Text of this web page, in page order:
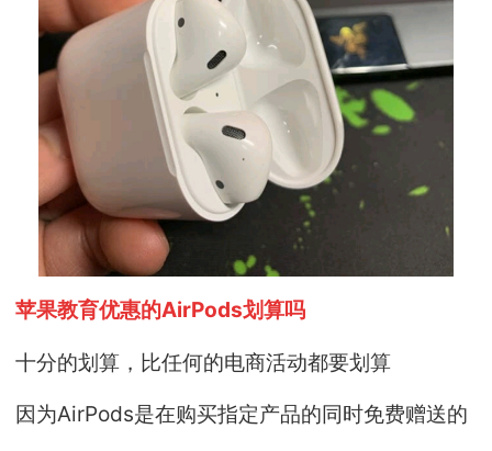
苹果教育优惠的AirPods划算吗
十分的划算，比任何的电商活动都要划算
因为AirPods是在购买指定产品的同时免费赠送的